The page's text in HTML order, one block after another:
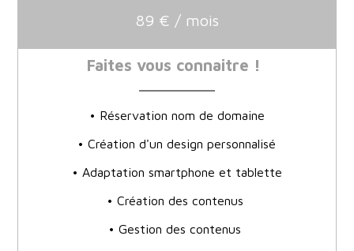
89 € / mois
Faites vous connaitre !
• Réservation nom de domaine
• Création d'un design personnalisé
• Adaptation smartphone et tablette
• Création des contenus
• Gestion des contenus